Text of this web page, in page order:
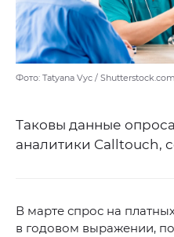
Фото: Tatyana Vyc / Shutterstock.com
Таковы данные
аналитики Calltouch,
В марте спрос на
в годовом выражении,